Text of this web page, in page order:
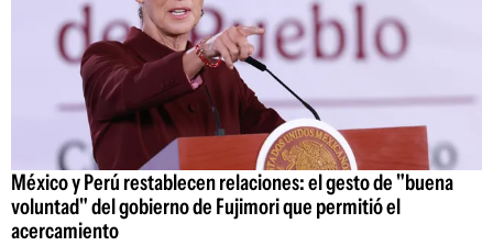
México y Perú restablecen relaciones: el gesto de "buena
voluntad" del gobierno de Fujimori que permitió el
acercamiento